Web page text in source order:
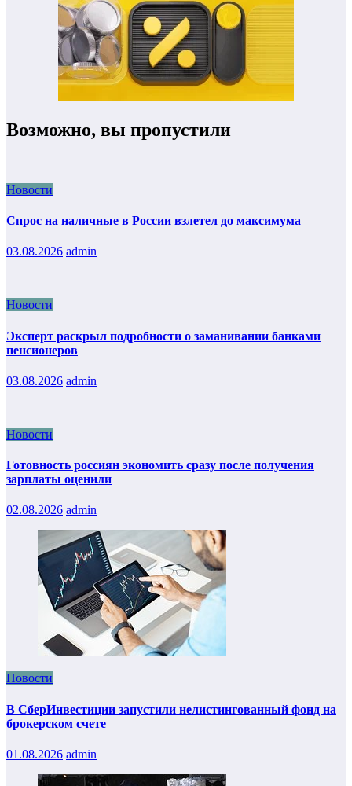
Возможно, вы пропустили
Новости
Спрос на наличные в России взлетел до максимума
03.08.2026 admin
Новости
Эксперт раскрыл подробности о заманивании банками
пенсионеров
03.08.2026 admin
Новости
Готовность россиян экономить сразу после получения
зарплаты оценили
02.08.2026 admin
Новости
В СберИнвестиции запустили нелистингованный фонд на
брокерском счете
01.08.2026 admin